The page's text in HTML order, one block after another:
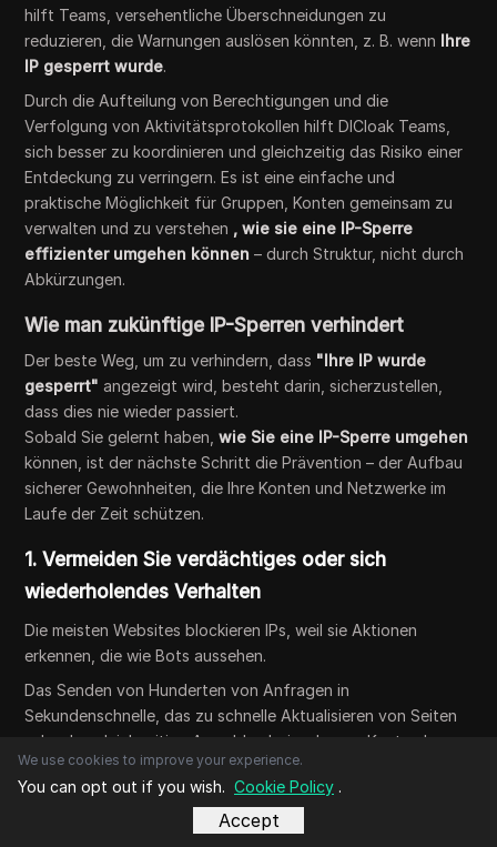
hilft Teams, versehentliche Überschneidungen zu
reduzieren, die Warnungen auslösen könnten, z. B. wenn Ihre
IP gesperrt wurde.
Durch die Aufteilung von Berechtigungen und die
Verfolgung von Aktivitätsprotokollen hilft DICloak Teams,
sich besser zu koordinieren und gleichzeitig das Risiko einer
Entdeckung zu verringern. Es ist eine einfache und
praktische Möglichkeit für Gruppen, Konten gemeinsam zu
verwalten und zu verstehen , wie sie eine IP-Sperre
effizienter umgehen können – durch Struktur, nicht durch
Abkürzungen.
Wie man zukünftige IP-Sperren verhindert
Der beste Weg, um zu verhindern, dass "Ihre IP wurde
gesperrt" angezeigt wird, besteht darin, sicherzustellen,
dass dies nie wieder passiert.
Sobald Sie gelernt haben,wie Sie eine IP-Sperre umgehen
können, ist der nächste Schritt die Prävention – der Aufbau
sicherer Gewohnheiten, die Ihre Konten und Netzwerke im
Laufe der Zeit schützen.
1. Vermeiden Sie verdächtiges oder sich
wiederholendes Verhalten
Die meisten Websites blockieren IPs, weil sie Aktionen
erkennen, die wie Bots aussehen.
Das Senden von Hunderten von Anfragen in
Sekundenschnelle, das zu schnelle Aktualisieren von Seiten
oder das gleichzeitige Anmelden bei mehreren Konten kann
automatische Sperren auslösen.
Halten Sie Ihre Handlungen natürlich:
Warten Sie einige Sekunden zwischen Anmeldungen oder
We use cookies to improve your experience.
You can opt out if you wish. Cookie Policy .
Accept